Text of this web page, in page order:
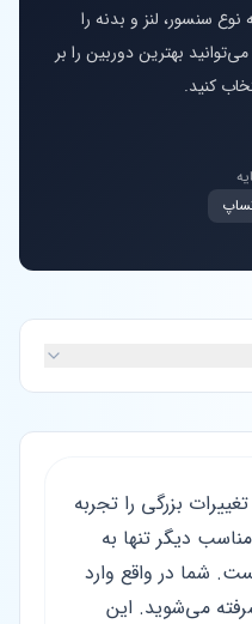
سنسور، لنز و بدنه را
بهترین دوربین را بر
کنید.
دنیای عکاسی در سال ۲۰۲۴ تغییرات بزرگی را تجربه
دیگر تنها به
شما در واقع وارد
می‌شوید. این